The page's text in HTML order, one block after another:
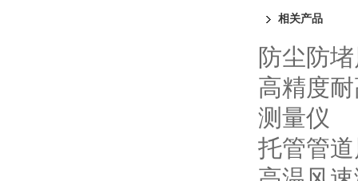
相关产品
防尘防
高精度
测量仪
托管管